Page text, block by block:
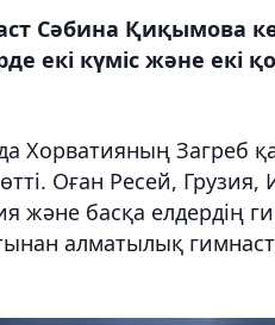
Сәбина Қиқымова
екі күміс және екі
Хорватияның Загреб
Оған Ресей,
және басқа елдердің
алматылық